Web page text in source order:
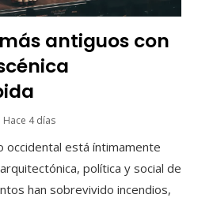
antiguos con
Hace 4 días
occidental está íntimamente
política y social de
han sobrevivido incendios,